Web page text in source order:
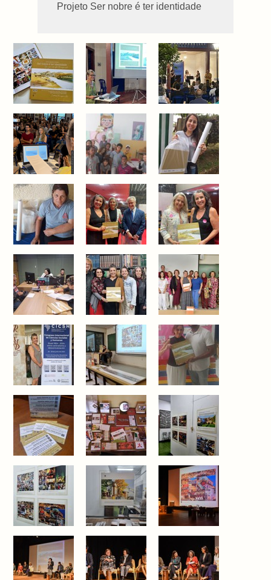
Projeto Ser nobre é ter identidade